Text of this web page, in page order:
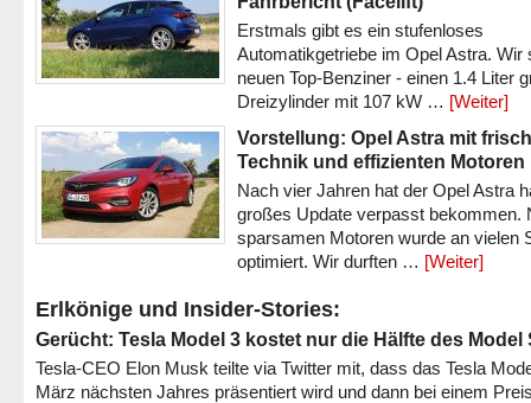
Erstmals gibt es ein stufenloses
Automatikgetriebe im Opel Astra. Wir
neuen Top-Benziner - einen 1.4 Liter
Dreizylinder mit 107 kW … [Weiter]
Vorstellung: Opel Astra mit
Technik und effizienten Motoren
Nach vier Jahren hat der Opel Astra
großes Update verpasst bekommen.
sparsamen Motoren wurde an vielen
optimiert. Wir durften … [Weiter]
Erlkönige und Insider-Stories:
Gerücht: Tesla Model 3 kostet nur die Hälfte des Model
Tesla-CEO Elon Musk teilte via Twitter mit, dass das Tesla
März nächsten Jahres präsentiert wird und dann bei einem